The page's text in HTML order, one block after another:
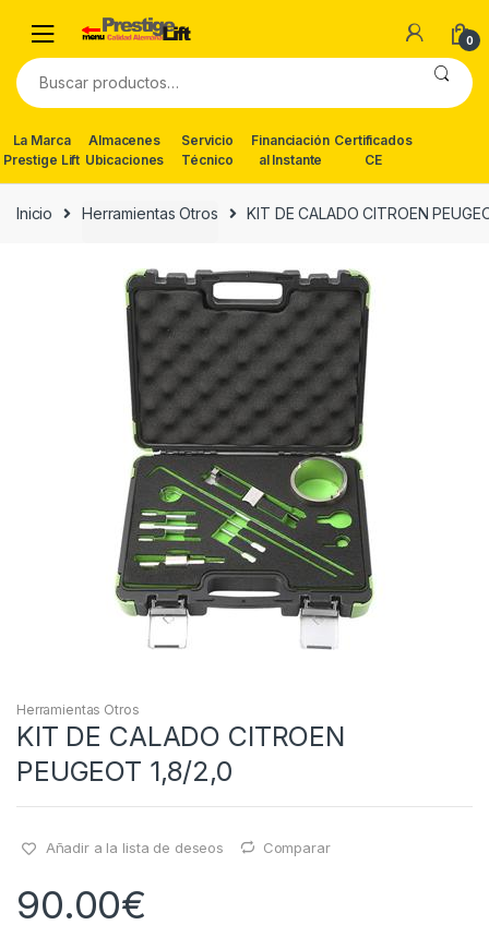
navigation
content
0
Buscar
por:
La Marca
Prestige Lift
Almacenes
Ubicaciones
Servicio
Técnico
Financiación
al Instante
Certificados
CE
Inicio Herramientas Otros KIT DE CALADO CITROEN
Herramientas Otros
KIT DE CALADO CITROEN
PEUGEOT 1,8/2,0
Añadir a la lista de deseos Comparar
90.00€